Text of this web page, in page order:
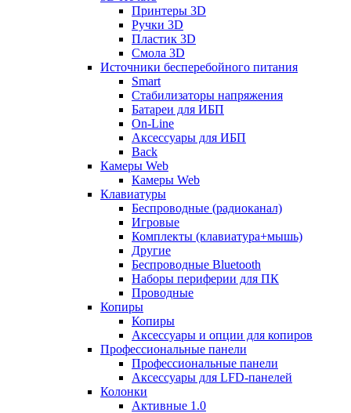
Принтеры 3D
Ручки 3D
Пластик 3D
Смола 3D
Источники бесперебойного питания
Smart
Стабилизаторы напряжения
Батареи для ИБП
On-Line
Аксессуары для ИБП
Back
Камеры Web
Камеры Web
Клавиатуры
Беспроводные (радиоканал)
Игровые
Комплекты (клавиатура+мышь)
Другие
Беспроводные Bluetooth
Наборы периферии для ПК
Проводные
Копиры
Копиры
Аксессуары и опции для копиров
Профессиональные панели
Профессиональные панели
Аксессуары для LFD-панелей
Колонки
Активные 1.0